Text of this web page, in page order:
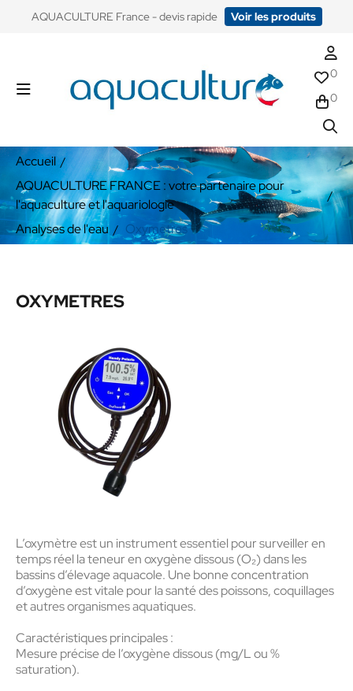
​AQUACULTURE France - devis rapide Voir les produits
0
0
Accueil
AQUACULTURE FRANCE : votre partenaire pour
l'aquaculture et l'aquariologie
Analyses de l'eau
Oxymetres
OXYMETRES
L’oxymètre est un instrument essentiel pour surveiller en
temps réel lateneur en oxygène dissous (O₂)dans les
bassins d’élevage aquacole. Une bonne concentration
d’oxygène est vitale pour la santé des poissons, coquillages
et autres organismes aquatiques.
Caractéristiques principales :
Mesure précisede l’oxygène dissous (mg/L ou %
saturation).